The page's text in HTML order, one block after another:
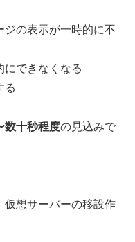
ジの表示が一時的に不
にできなくなる
る
数十秒程度の見込みで
仮想サーバーの移設作